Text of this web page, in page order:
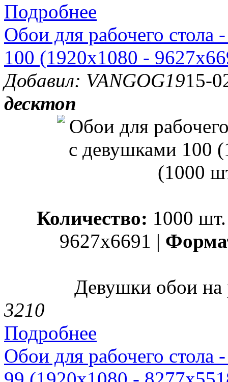
Подробнее
Обои для рабочего
100 (1920x1080 -
Добавил: VANGOG1915-
десктоп
Количество: 1000
9627x6691 |
Девушки обои на
3210
Подробнее
Обои для рабочего